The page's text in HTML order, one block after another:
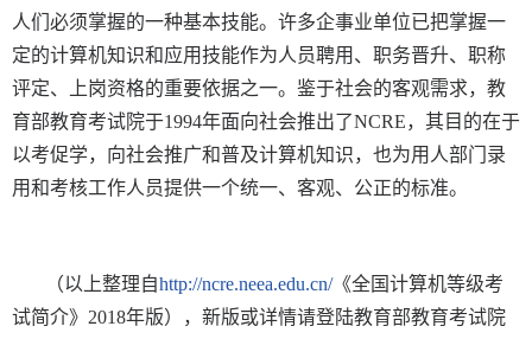
人们必须掌握的一种基本技能。许多企事业单位已把掌握一
定的计算机知识和应用技能作为人员聘用、职务晋升、职称
评定、上岗资格的重要依据之一。鉴于社会的客观需求，教
育部教育考试院于1994年面向社会推出了NCRE，其目的在于
以考促学，向社会推广和普及计算机知识，也为用人部门录
用和考核工作人员提供一个统一、客观、公正的标准。
（以上整理自http://ncre.neea.edu.cn/《全国计算机等级考
试简介》 2018年版），新版或详情请登陆教育部教育考试院